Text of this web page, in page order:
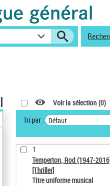
Voir la sélection (0)
Tri par : Défaut
1
Temperton, Rod (1947-
[Thriller]
Titre uniforme musical